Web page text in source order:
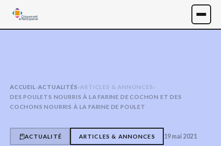
ACCUEIL ›ACTUALITÉS ›ARTICLES & ANNONCES ›
DES POULETS NOURRIS À LA FARINE DE COCHON ET DES
COCHONS NOURRIS À LA FARINE DE POULET
ACTUALITÉ ARTICLES & ANNONCES 19 mai 2021